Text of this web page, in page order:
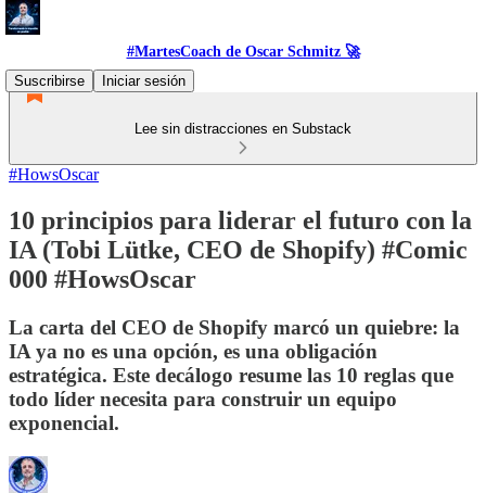
#MartesCoach de Oscar Schmitz 🚀
Suscribirse
Iniciar sesión
Lee sin distracciones en Substack
#HowsOscar
10 principios para liderar el futuro con la
IA (Tobi Lütke, CEO de Shopify) #Comic
000 #HowsOscar
La carta del CEO de Shopify marcó un quiebre: la
IA ya no es una opción, es una obligación
estratégica. Este decálogo resume las 10 reglas que
todo líder necesita para construir un equipo
exponencial.